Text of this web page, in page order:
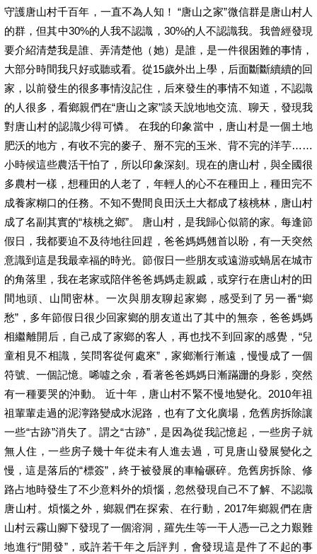
守護唐山村千百年，一直不為人知！ “唐山之家”微信群是唐山村人
的群，但其中30%的人我不認識，30%的人不認識我。我曾經發現
要介紹清楚我是誰、弄清楚他（她）是誰，是一件很困難的事情，
大部分時間我只好或聽或看。從15歲外出上學，后面斷斷續續的回
家，以前發生的很多事情沒記住，后來發生的事情不知道，不認識
的人很多，看鄉親們在“唐山之家”談天說地地交流、聊天，發現我
對唐山村的認識少得可憐。 在我的印象當中，唐山村是一個土地
肥沃的地方，有收不完的麥子、掰不完的玉米、背不完的洋芋……
小時候這些農活干怕了，所以印象深刻。現在的唐山村，與全國很
多農村一樣，想種田的人老了，年輕人的心不在種田上，種田完不
成養家糊口的任務。不知不覺間良田沃土大都成了核桃林，唐山村
成了名副其實的“核桃之鄉”。 唐山村，是我歸心似箭的家。每逢節
假日，我都要迫不及待地往回趕，爸爸媽媽翹首以盼，有一天突然
意識到這是我最幸福的時光。節假日一些朋友或遠游或蝸居在城市
的角落里，我在老家或陪伴爸爸媽媽走親戚，或穿行在唐山村的田
間地頭、山間密林。一次與朋友聊起家鄉，感受到了另一番“鄉
愁”，多年節假日很少回家鄉的朋友道出了其中的無奈，爸爸媽媽
相繼離開后，自己成了家鄉的客人，再也找不到回家的感覺，“兒
童相見不相識，笑問客從何處來”，家鄉漸行漸遠，慢慢成了一個
符號、一個記憶。唏噓之余，看著爸爸媽媽日漸蹣跚的身影，突然
有一種要哭的沖動。 近十年，唐山村不緊不慢地變化。2010年祖
祖輩輩走過的泥濘路變成水泥路，也有了文化廣場，危舊房拆除讓
一些“古跡”消失了。謂之“古跡”，是因為從我記憶起，一些房子就
無人住，一些房子幾十年從未有人進去過，可見唐山發展變化之
慢，這是落后的“標簽”，終于被發展的車輪碾碎。危舊房拆除、修
路占地時發生了不少意料外的煩惱，忽然發現自己不了解、不認識
唐山村。煩惱之外，鄉親們在探索、在行動，2017年鄉親們在唐
山村云霧山腳下發現了一個溶洞，羅先生等一干人憑一己之力艱難
地進行“開發”，或許若干年之后評判，會發現這是件了不起的事